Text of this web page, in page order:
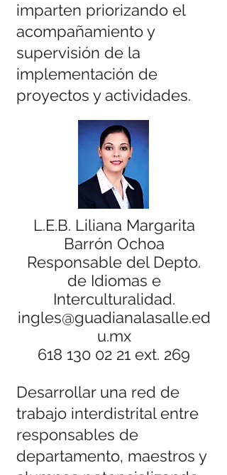
imparten priorizando el
acompañamiento y
supervisión de la
implementación de
proyectos y actividades.
L.E.B. Liliana Margarita
Barrón Ochoa
Responsable del Depto.
de Idiomas e
Interculturalidad.
ingles@guadianalasalle.ed
u.mx
618 130 02 21 ext. 269
Desarrollar una red de
trabajo interdistrital entre
responsables de
departamento, maestros y